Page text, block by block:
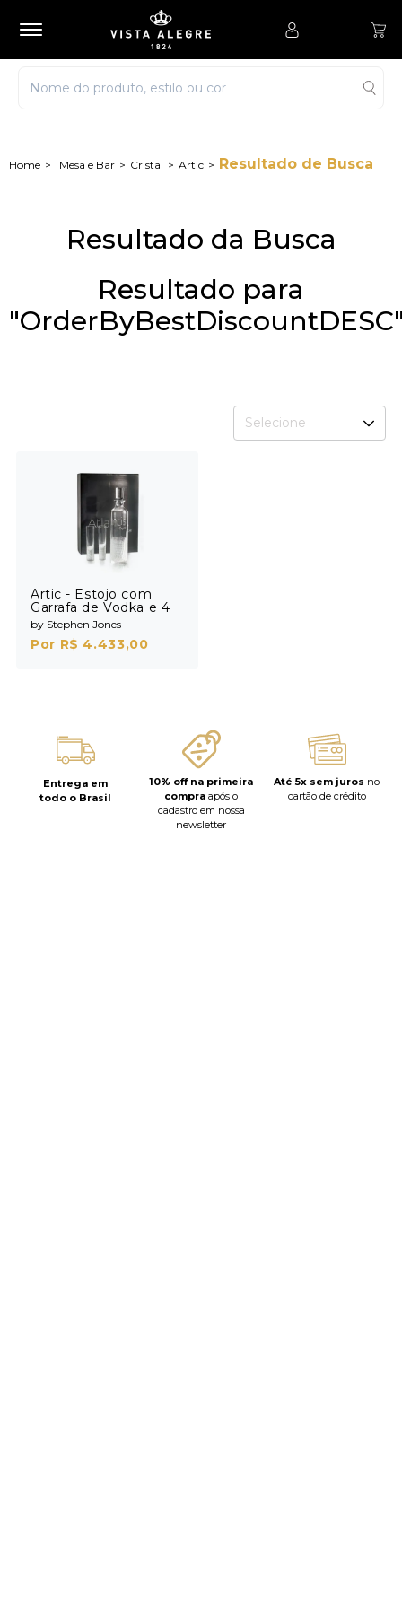
Mesa e Bar Cristal Artic Resultado de Busca
Resultado da Busca
Resultado para
Selecione
Artic - Estojo com
Garrafa de Vodka e 4
Shots
by Stephen Jones
Por R$ 4.433,00
Entrega em
todo o Brasil
10% off na primeira
compra após o
cadastro em nossa
newsletter
Até 5x sem juros no
cartão de crédito